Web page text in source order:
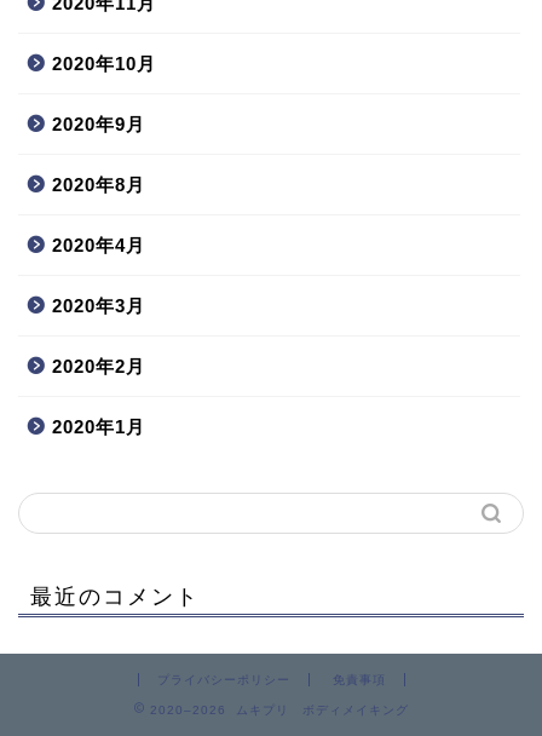
2020年10月
2020年9月
2020年8月
2020年4月
2020年3月
2020年2月
2020年1月
最近のコメント
プライバシーポリシー 免責事項
2020–2026 ムキプリ ボディメイキング